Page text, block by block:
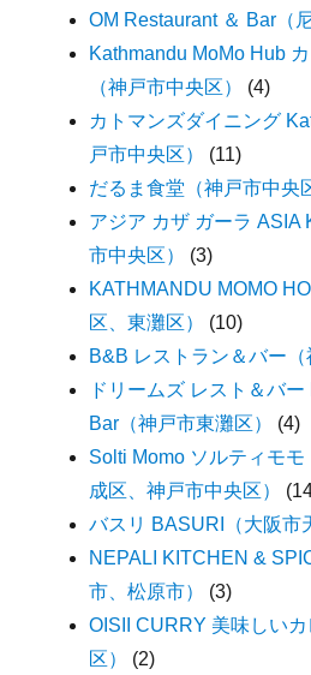
OM Restaurant ＆ Bar（
Kathmandu MoMo Hub
（神戸市中央区）
(4)
カトマンズダイニング
戸市中央区）
(11)
だるま食堂（神戸市中央
アジア カザ ガーラ ASIA
市中央区）
(3)
KATHMANDU MOMO
区、東灘区）
(10)
B&B レストラン＆バー（
ドリームズ レスト＆バ
Bar（神戸市東灘区）
(4)
Solti Momo ソルティモ
成区、神戸市中央区）
バスリ BASURI（大阪市
NEPALI KITCHEN &
市、松原市）
(3)
OISII CURRY 美味しい
区）
(2)